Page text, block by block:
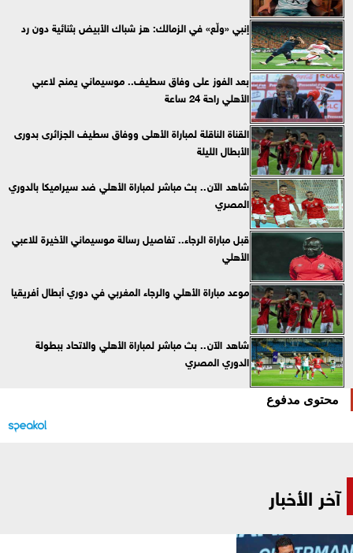
إنبي «ولّع» في الزمالك: هز شباك الأبيض بثنائية دون رد
بعد الفوز على وفاق سطيف.. موسيماني يمنح لاعبي
الأهلي راحة 24 ساعة
القناة الناقلة لمباراة الأهلى ووفاق سطيف الجزائرى بدورى
الأبطال الليلة
شاهد الآن.. بث مباشر لمباراة الأهلي ضد سيراميكا بالدوري
المصري
قبل مباراة الرجاء.. تفاصيل رسالة موسيماني الأخيرة للاعبي
الأهلي
موعد مباراة الأهلي والرجاء المغربي في دوري أبطال أفريقيا
شاهد الآن.. بث مباشر لمباراة الأهلي والاتحاد ببطولة
الدوري المصري
محتوى مدفوع
آخر الأخبار